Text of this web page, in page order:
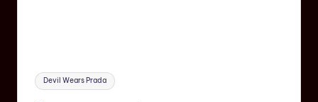
Devil Wears Prada